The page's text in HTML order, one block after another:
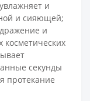
и
и сияющей;
и
секунды
протекание